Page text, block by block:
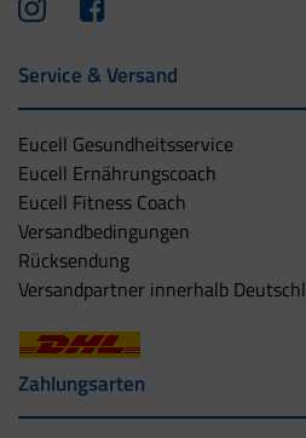
Service & Versand
Eucell Gesundheitsservice
Eucell Ernährungscoach
Eucell Fitness Coach
Versandbedingungen
Rücksendung
Versandpartner innerhalb
Zahlungsarten